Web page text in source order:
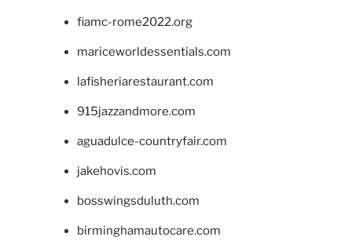
fiamc-rome2022.org
mariceworldessentials.com
lafisheriarestaurant.com
915jazzandmore.com
aguadulce-countryfair.com
jakehovis.com
bosswingsduluth.com
birminghamautocare.com